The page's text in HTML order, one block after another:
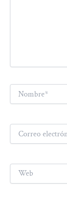
Nombre*
Correo
electrónico*
Web